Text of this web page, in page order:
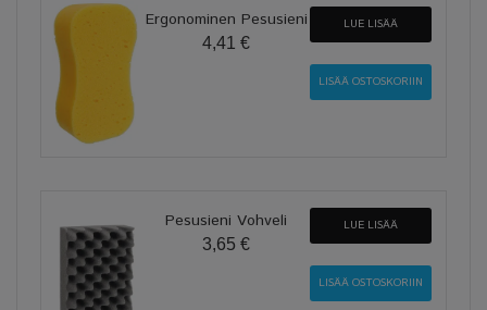
Ergonominen Pesusieni
4,41 €
LUE LISÄÄ
Pesusieni Vohveli
3,65 €
LUE LISÄÄ